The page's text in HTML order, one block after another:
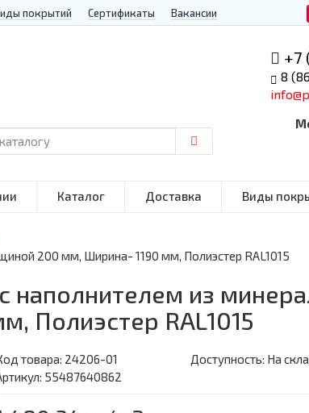
покрытий Сертификаты Вакансии
+7
8
Каталог Доставка Виды
200 мм, Ширина- 1190 мм, Полиэстер RAL1015
наполнителем из
Полиэстер RAL1015
товара: 24206-01
Доступность: На
55487640862